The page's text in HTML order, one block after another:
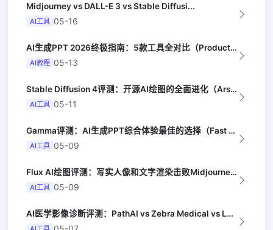
Midjourney vs DALL-E 3 vs Stable Diffusi...
AI工具 05-16
AI生成PPT 2026终极指南：5款工具全对比（Productivity Hu...
AI教程 05-13
Stable Diffusion 4评测：开源AI绘图的全面进化（Ars Tec...
AI工具 05-11
Gamma评测：AI生成PPT综合体验最佳的选择（Fast Company）
AI工具 05-09
Flux AI绘图评测：写实人像和文字渲染击败Midjourney（Digita...
AI工具 05-09
AI医学影像诊断评测：PathAI vs Zebra Medical vs Lu...